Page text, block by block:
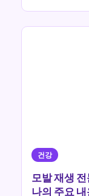
건강
모발 재생
나의 주요